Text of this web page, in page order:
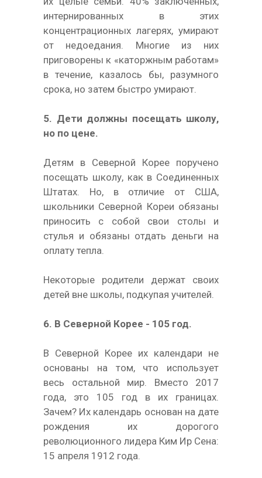
интернированных в этих
концентрационных лагерях, умирают
от недоедания. Многие из них
приговорены к «каторжным работам»
в течение, казалось бы, разумного
срока, но затем быстро умирают.
5. Дети должны посещать школу,
но по цене.
Детям в Северной Корее поручено
посещать школу, как в Соединенных
Штатах. Но, в отличие от США,
школьники Северной Кореи обязаны
приносить с собой свои столы и
стулья и обязаны отдать деньги на
оплату тепла.
Некоторые родители держат своих
детей вне школы, подкупая учителей.
6. В Северной Корее - 105 год.
В Северной Корее их календари не
основаны на том, что использует
весь остальной мир. Вместо 2017
года, это 105 год в их границах.
Зачем? Их календарь основан на дате
рождения их дорогого
революционного лидера Ким Ир Сена:
15 апреля 1912 года.